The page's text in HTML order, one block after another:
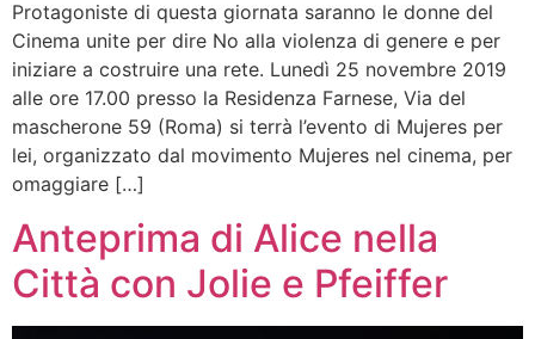
Protagoniste di questa giornata saranno le donne del
Cinema unite per dire No alla violenza di genere e per
iniziare a costruire una rete. Lunedì 25 novembre 2019
alle ore 17.00 presso la Residenza Farnese, Via del
mascherone 59 (Roma) si terrà l’evento di Mujeres per
lei, organizzato dal movimento Mujeres nel cinema, per
omaggiare […]
Anteprima di Alice nella
Città con Jolie e Pfeiffer